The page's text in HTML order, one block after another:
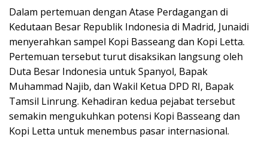
Dalam pertemuan dengan Atase Perdagangan di
Kedutaan Besar Republik Indonesia di Madrid, Junaidi
menyerahkan sampel Kopi Basseang dan Kopi Letta.
Pertemuan tersebut turut disaksikan langsung oleh
Duta Besar Indonesia untuk Spanyol, Bapak
Muhammad Najib, dan Wakil Ketua DPD RI, Bapak
Tamsil Linrung. Kehadiran kedua pejabat tersebut
semakin mengukuhkan potensi Kopi Basseang dan
Kopi Letta untuk menembus pasar internasional.